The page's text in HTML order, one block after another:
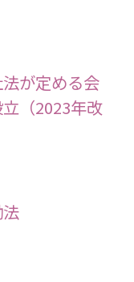
が定める会
（2023年改